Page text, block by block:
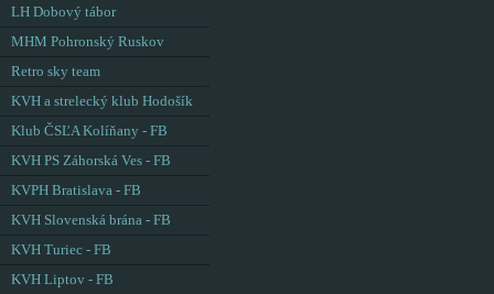
LH Dobový tábor
MHM Pohronský Ruskov
Retro sky team
KVH a strelecký klub Hodošík
Klub ČSĽA Kolíňany - FB
KVH PS Záhorská Ves - FB
KVPH Bratislava - FB
KVH Slovenská brána - FB
KVH Turiec - FB
KVH Liptov - FB